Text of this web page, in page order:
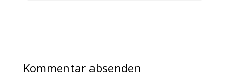
Kommentar absenden